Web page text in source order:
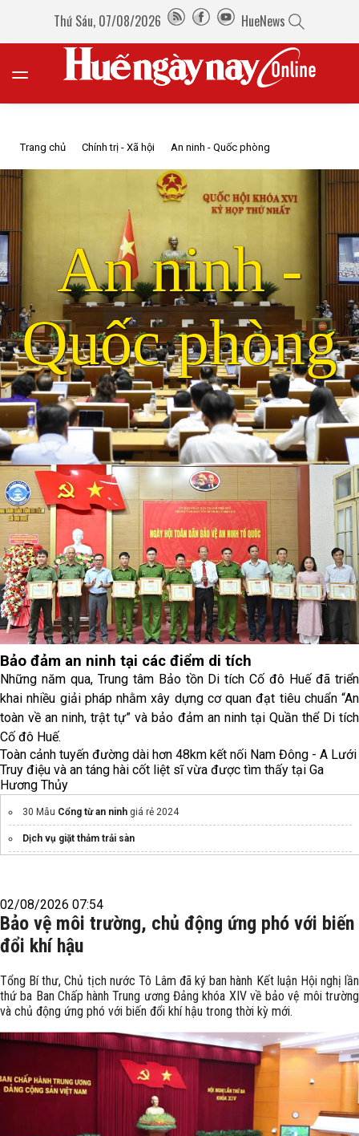
Thứ Sáu, 07/08/2026 HueNews
Trang chủ Chính trị - Xã hội An ninh - Quốc phòng
An ninh -
Quốc phòng
Bảo đảm an ninh tại các điểm di tích
Những năm qua, Trung tâm Bảo tồn Di tích Cố đô Huế đã triển
khai nhiều giải pháp nhằm xây dựng cơ quan đạt tiêu chuẩn “An
toàn về an ninh, trật tự” và bảo đảm an ninh tại Quần thể Di tích
Cố đô Huế.
Toàn cảnh tuyến đường dài hơn 48km kết nối Nam Đông - A Lưới
Truy điệu và an táng hài cốt liệt sĩ vừa được tìm thấy tại Ga
Hương Thủy
30 Mẫu Cổng từ an ninh giá rẻ 2024
Dịch vụ giặt thảm trải sàn
02/08/2026 07:54
Bảo vệ môi trường, chủ động ứng phó với biến
đổi khí hậu
Tổng Bí thư, Chủ tịch nước Tô Lâm đã ký ban hành Kết luận Hội nghị lần
thứ ba Ban Chấp hành Trung ương Đảng khóa XIV về bảo vệ môi trường
và chủ động ứng phó với biến đổi khí hậu trong thời kỳ mới.